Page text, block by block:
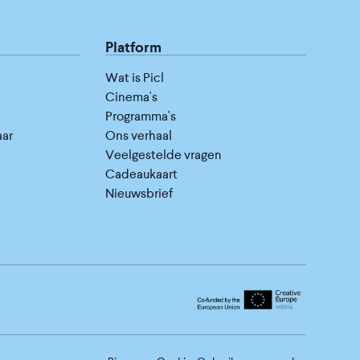
Platform
Wat is Picl
Cinema's
Programma's
Ons verhaal
Veelgestelde vragen
Cadeaukaart
Nieuwsbrief